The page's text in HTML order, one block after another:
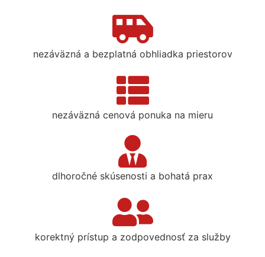
nezáväzná a bezplatná obhliadka priestorov
nezáväzná cenová ponuka na mieru
dlhoročné skúsenosti a bohatá prax
korektný prístup a zodpovednosť za služby